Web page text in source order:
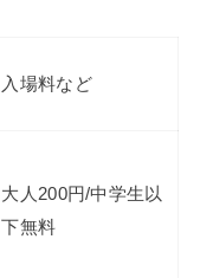
入場料など
大人200円/中学生以
下無料